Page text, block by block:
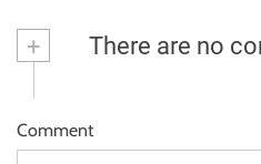
+ There are no
Comment